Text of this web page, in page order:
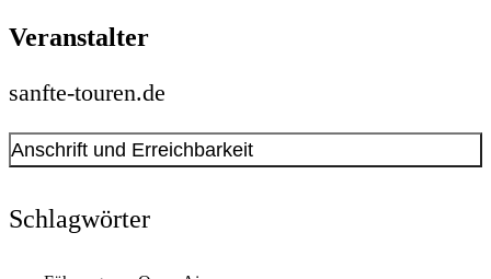
Veranstalter
sanfte-touren.de
Anschrift und Erreichbarkeit
Anschrift
Schlagwörter